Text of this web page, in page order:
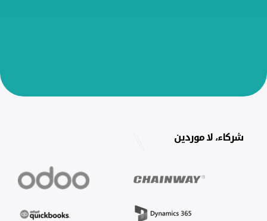
شركاء، لا موردين